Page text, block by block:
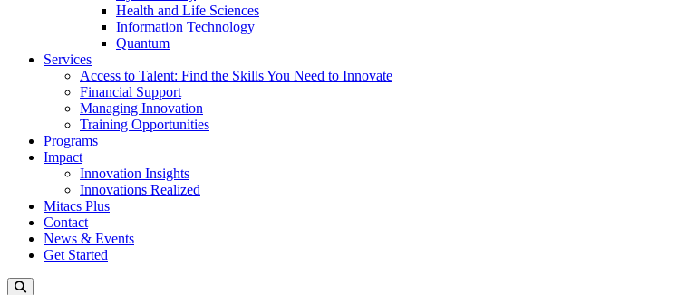
Health and Life Sciences
Information Technology
Quantum
Services
Access to Talent: Find the Skills You Need to Innovate
Financial Support
Managing Innovation
Training Opportunities
Programs
Impact
Innovation Insights
Innovations Realized
Mitacs Plus
Contact
News & Events
Get Started